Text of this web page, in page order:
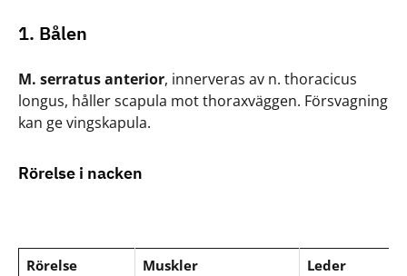
1. Bålen
M. serratus anterior, innerveras av n. thoracicus
longus, håller scapula mot thoraxväggen. Försvagning
kan ge vingskapula.
Rörelse i nacken
Rörelse Muskler Leder